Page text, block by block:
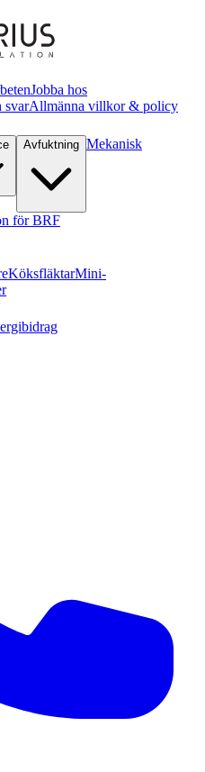
Jobba hos
svarAllmänna villkor & policy
Avfuktning Mekanisk
för BRF
KöksfläktarMini-